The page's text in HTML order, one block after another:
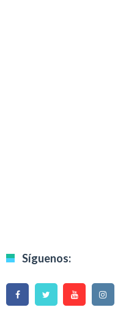
Síguenos: